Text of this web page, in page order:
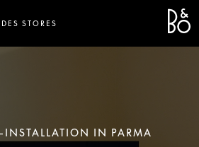
STORES
IN PARMA